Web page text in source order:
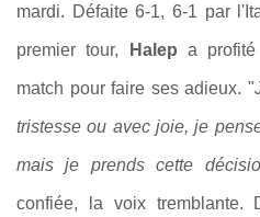
mardi. Défaite 6-1, 6-1 par
premier tour, Halep a
match pour faire ses adieux. "
tristesse ou avec joie, je
mais je prends cette
confiée, la voix tremblante.